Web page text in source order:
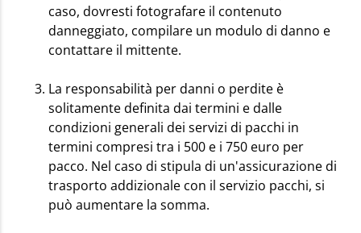
caso, dovresti fotografare il contenuto
danneggiato, compilare un modulo di danno e
contattare il mittente.
La responsabilità per danni o perdite è
solitamente definita dai termini e dalle
condizioni generali dei servizi di pacchi in
termini compresi tra i 500 e i 750 euro per
pacco. Nel caso di stipula di un'assicurazione di
trasporto addizionale con il servizio pacchi, si
può aumentare la somma.